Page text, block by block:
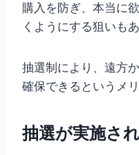
購入を防ぎ、本当に
くようにする狙いもあ
抽選制により、遠方
確保できるというメ
抽選が実施さ